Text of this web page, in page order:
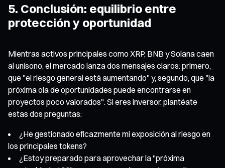
5. Conclusión: equilibrio entre
protección y oportunidad
Mientras activos principales como XRP, BNB y Solana caen
al unísono, el mercado lanza dos mensajes claros: primero,
que "el riesgo general está aumentando" y, segundo, que "la
próxima ola de oportunidades puede encontrarse en
proyectos poco valorados". Si eres inversor, plantéate
estas dos preguntas:
¿He gestionado eficazmente mi exposición al riesgo en
los principales tokens?
¿Estoy preparado para aprovechar la "próxima